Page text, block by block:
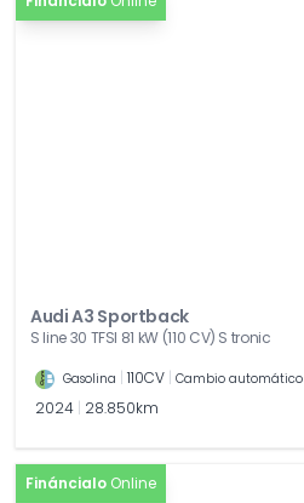
Audi A3 Sportback
S line 30 TFSI 81 kW (110 CV) S tronic
Gasolina 110CV Cambio automático
2024 28.850km
Fináncialo Online